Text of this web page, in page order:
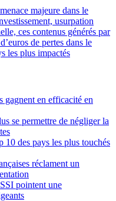
majeure dans le
usurpation
ces contenus générés par
de pertes dans le
les plus impactés
gagnent en efficacité en
se permettre de négliger la
10 des pays les plus touchés
réclament un
pointent une